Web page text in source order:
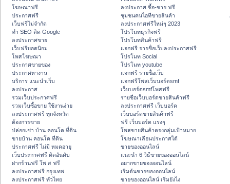
โฆษณาฟรี
ประกาศฟรี
เว็บฟรีไม่จำกัด
ทำ SEO ติด Google
ลงประกาศขาย
เว็บฟรียอดนิยม
โพสโฆษณา
ประกาศขายของ
ประกาศหางาน
บริการ แนะนำเว็บ
ลงประกาศ
รวมเว็บประกาศฟรี
รวมเว็บซื้อขาย ใช้งานง่าย
ลงประกาศฟรี ทุกจังหวัด
ต้องการขาย
ปล่อยเช่า บ้าน คอนโด ที่ดิน
ขายบ้าน คอนโด ที่ดิน
ประกาศฟรี ไม่มี หมดอายุ
เว็บประกาศฟรี ติดอันดับ
ฝากร้านฟรี โพ ส ฟรี
ลงประกาศฟรี กรุงเทพ
ลงประกาศฟรี ทั่วไทย
ลงประกาศ ซื้อ-ขาย ฟรี
ชุมชนคนไอทีขายสินค้า
ลงประกาศฟรีใหม่ๆ 2023
โปรโมทธุรกิจฟรี
โปรโมทสินค้าฟรี
แจกฟรี รายชื่อเว็บลงประกาศฟรี
โปรโมท Social
โปรโมท youtube
แจกฟรี รายชื่อเว็บ
แจกฟรีโพสเว็บบอร์ดsmf
เว็บบอร์ดsmfโพสฟรี
รายชื่อเว็บบอร์ดขายสินค้าฟรี
ลงประกาศฟรี เว็บบอร์ด
เว็บบอร์ดขายสินค้าฟรี
ฟรี เว็บบอร์ด แรงๆ
โพสขายสินค้าตรงกลุ่มเป้าหมาย
โฆษณาเลื่อนประกาศได้
ขายของออนไลน์
แนะนำ 6 วิธีขายของออนไลน์
อยากขายของออนไลน์
เริ่มต้นขายของออนไลน์
ขายของออนไลน์ เริ่มยังไง